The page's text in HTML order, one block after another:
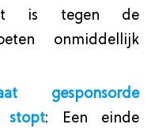
is tegen de
onmiddellijk
gesponsorde
stopt: Een einde